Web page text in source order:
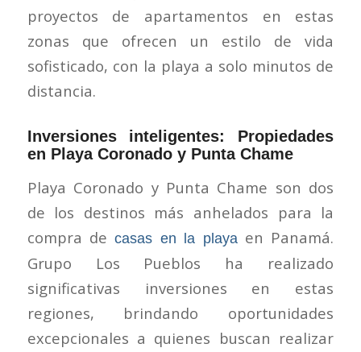
proyectos de apartamentos en estas
zonas que ofrecen un estilo de vida
sofisticado, con la playa a solo minutos de
distancia.
Inversiones inteligentes: Propiedades
en Playa Coronado y Punta Chame
Playa Coronado y Punta Chame son dos
de los destinos más anhelados para la
compra decasas en la playaen Panamá.
Grupo Los Pueblos ha realizado
significativas inversiones en estas
regiones, brindando oportunidades
excepcionales a quienes buscan realizar